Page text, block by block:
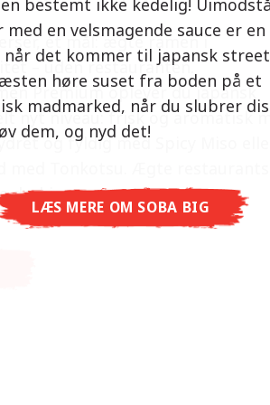
ét mål: ægte ramen i
– uden restauranten.
Premium oplever du japansk
nyt niveau: frisk og aromatisk
og fyldig med Spicy Miso eller
derhjemme!
bestemt ikke kedelig!
en velsmagende sauce er en
det kommer til japansk street
høre suset fra boden på et
madmarked, når du slubrer
dem, og nyd det!
LÆS MERE OM SOBA BIG
som det thailandske køkken. Den
kyllingesmag kombineret med
giver dig en autentisk asiatisk